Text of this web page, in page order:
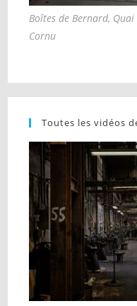
Boîtes de Bernard,
Cornu
Toutes les vidéos